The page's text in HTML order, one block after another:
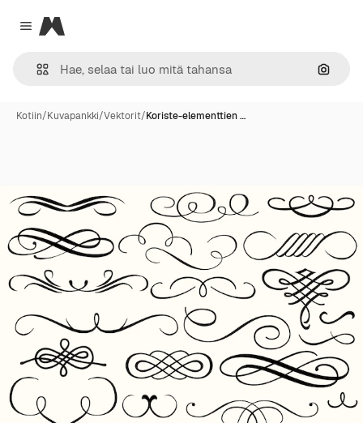
Close menu
Magnific
Hae
Kotiin/Kuvapankki/Vektorit/Koriste-elementtien …